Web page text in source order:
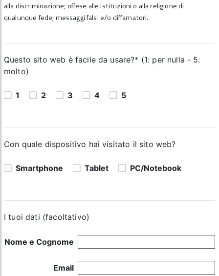
alla discriminazione; offese alle istituzioni o alla religione di
qualunque fede; messaggi falsi e/o diffamatori.
Questo sito web è facile da usare?* (1: per nulla - 5:
molto)
1 2 3 4 5
Con quale dispositivo hai visitato il sito web?
Smartphone Tablet PC/Notebook
I tuoi dati (facoltativo)
Nome e Cognome
Email